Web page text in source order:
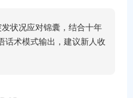
状况应对锦囊，结合十年
话术模式输出，建议新人收